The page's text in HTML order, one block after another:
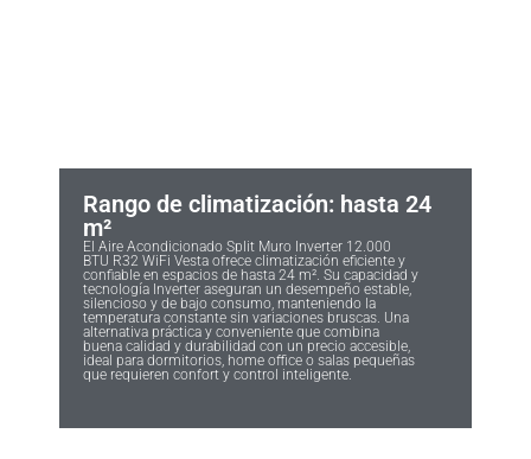
Rango de climatización: hasta 24
m²
El Aire Acondicionado Split Muro Inverter 12.000
BTU R32 WiFi Vesta ofrece climatización eficiente y
confiable en espacios de hasta 24 m². Su capacidad y
tecnología Inverter aseguran un desempeño estable,
silencioso y de bajo consumo, manteniendo la
temperatura constante sin variaciones bruscas. Una
alternativa práctica y conveniente que combina
buena calidad y durabilidad con un precio accesible,
ideal para dormitorios, home office o salas pequeñas
que requieren confort y control inteligente.